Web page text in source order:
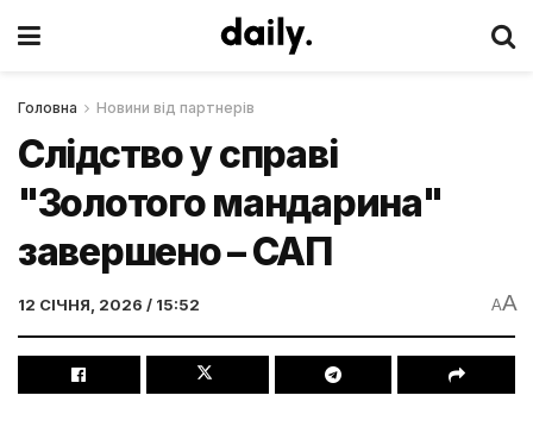
Головна Новини від партнерів
Слідство у справі
"Золотого мандарина"
завершено – САП
12 СІЧНЯ, 2026 / 15:52 AA